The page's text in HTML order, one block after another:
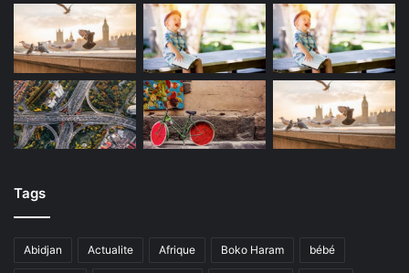
Tags
Abidjan Actualite Afrique Boko Haram bébé